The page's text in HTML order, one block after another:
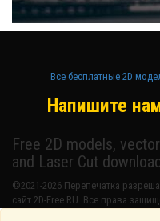
Все бесплатные 2D
Напишите
Free 2D models,
and Laser Cut
©2021-2026 Перепечатка
сайт 2D-Free.RU. Все права